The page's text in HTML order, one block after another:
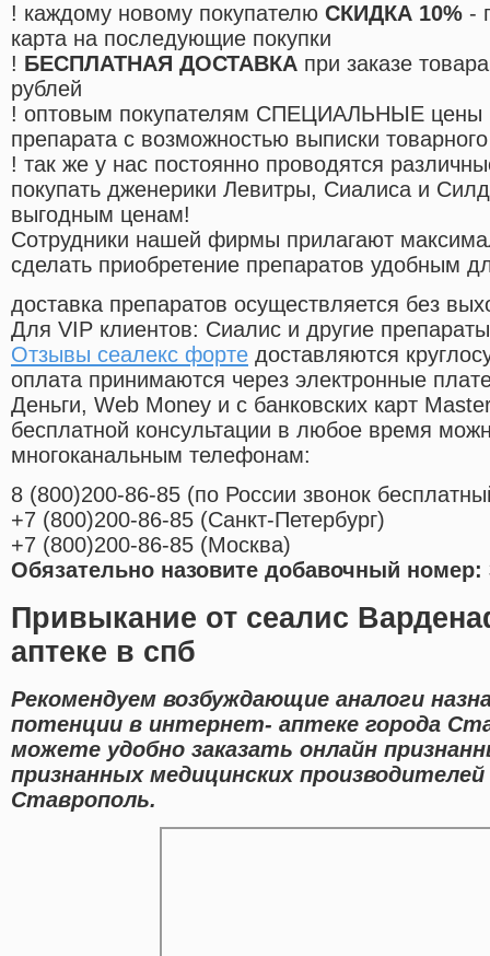
! каждому новому покупателю СКИДКА 10% -
карта на последующие покупки
! БЕСПЛАТНАЯ ДОСТАВКА при заказе
рублей
! оптовым покупателям СПЕЦИАЛЬНЫЕ цены
препарата с возможностью выписки
! так же у нас постоянно проводятся
покупать дженерики Левитры, Сиалиса и
выгодным ценам!
Cотрудники нашей фирмы прилагают
сделать приобретение препаратов удобным
доставка препаратов осуществляется без
Для VIP клиентов: Сиалис и другие
Отзывы сеалекс форте доставляются
оплата принимаются через электронные
Деньги, Web Money и с банковских карт
бесплатной консультации в любое время
многоканальным телефонам:
8 (800)200-86-85 (по России звонок
+7 (800)200-86-85 (Санкт-Петербург)
+7 (800)200-86-85 (Москва)
Обязательно назовите добавочный номер:
Привыкание от сеалис
аптеке в спб
Рекомендуем возбуждающие аналоги
потенции в интернет- аптеке города
можете удобно заказать онлайн
признанных медицинских
Ставрополь.